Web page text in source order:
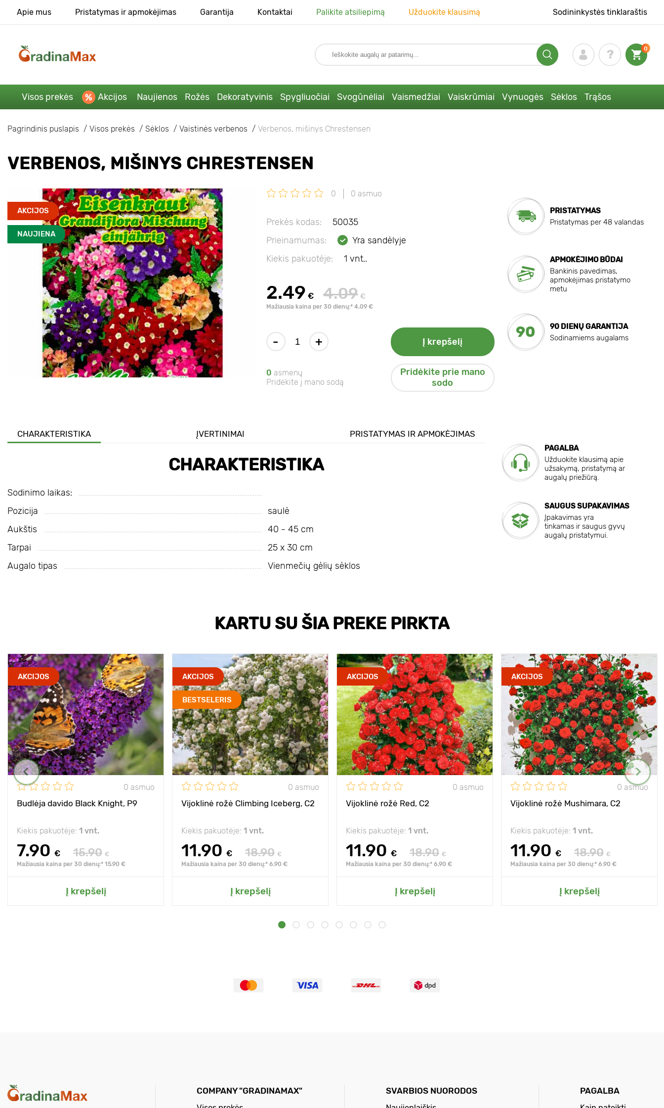
Apie mus Pristatymas ir apmokėjimas Garantija Kontaktai Palikite atsiliepimą Užduokite klausimą Sodininkystės tinklaraštis
0
Visos prekės Akcijos Naujienos Rožės Dekoratyvinis Spygliuočiai Svogūnėliai Vaismedžiai Vaiskrūmiai Vynuogės Sėklos Trąšos
Pagrindinis puslapis Visos prekės Sėklos Vaistinės verbenos Verbenos, mišinys Chrestensen
VERBENOS, MIŠINYS CHRESTENSEN
AKCIJOS
NAUJIENA
0 0 asmuo
Prekės kodas:
50035
Prieinamumas:
Yra sandėlyje
Kiekis pakuotėje:
1 vnt..
2.49 € 4.09 €
Mažiausia kaina per 30 dienų:* 4.09 €
- + Į krepšelį
0 asmenų
Pridėkite į mano sodą
Pridėkite prie mano
sodo
PRISTATYMAS
Pristatymas per 48 valandas
APMOKĖJIMO BŪDAI
Bankinis pavedimas,
apmokėjimas pristatymo
metu
90
90 DIENŲ GARANTIJA
Sodinamiems augalams
CHARAKTERISTIKA ĮVERTINIMAI PRISTATYMAS IR APMOKĖJIMAS
CHARAKTERISTIKA
Sodinimo laikas:
Pozicija
saulė
Aukštis
40 - 45 cm
Tarpai
25 х 30 cm
Augalo tipas
Vienmečių gėlių sėklos
PAGALBA
Užduokite klausimą apie
užsakymą, pristatymą ar
augalų priežiūrą.
SAUGUS SUPAKAVIMAS
Įpakavimas yra
tinkamas ir saugus gyvų
augalų pristatymui.
KARTU SU ŠIA PREKE PIRKTA
AKCIJOS
0 asmuo
Budlėja davido Black Knight, P9
Kiekis pakuotėje: 1 vnt.
7.90 € 15.90 €
Mažiausia kaina per 30 dienų:* 15.90 €
Į krepšelį
AKCIJOS
BESTSELERIS
0 asmuo
Vijoklinė rožė Climbing Iceberg, C2
Kiekis pakuotėje: 1 vnt.
11.90 € 18.90 €
Mažiausia kaina per 30 dienų:* 6.90 €
Į krepšelį
AKCIJOS
0 asmuo
Vijoklinė rožė Red, C2
Kiekis pakuotėje: 1 vnt.
11.90 € 18.90 €
Mažiausia kaina per 30 dienų:* 6.90 €
Į krepšelį
AKCIJOS
0 asmuo
Vijoklinė rožė Mushimara, C2
Kiekis pakuotėje: 1 vnt.
11.90 € 18.90 €
Mažiausia kaina per 30 dienų:* 6.90 €
Į krepšelį
COMPANY "GRADINAMAX" SVARBIOS NUORODOS PAGALBA